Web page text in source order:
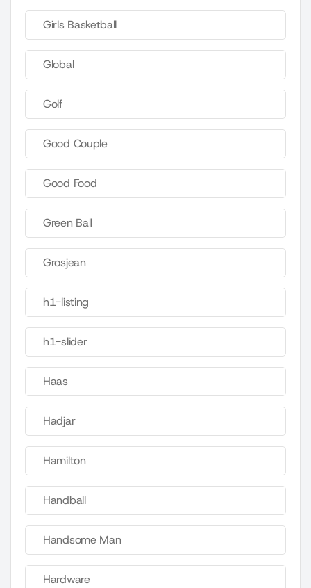
Girls Basketball
Global
Golf
Good Couple
Good Food
Green Ball
Grosjean
h1-listing
h1-slider
Haas
Hadjar
Hamilton
Handball
Handsome Man
Hardware